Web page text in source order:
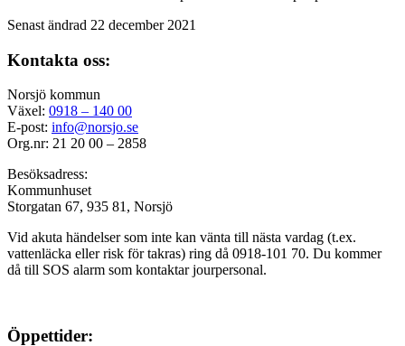
Senast ändrad 22 december 2021
Kontakta oss:
Norsjö kommun
Växel: 0918 – 140 00
E-post: info@norsjo.se
Org.nr: 21 20 00 – 2858
Besöksadress:
Kommunhuset
Storgatan 67, 935 81, Norsjö
Vid akuta händelser som inte kan vänta till nästa vardag (t.ex.
vattenläcka ellerrisk för takras) ring då 0918-101 70. Du kommer
då till SOS alarm som kontaktar jourpersonal.
Öppettider: